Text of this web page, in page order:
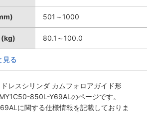
501～1000
(kg) 80.1～100.0
見る
レスシリンダ カムフォロアガイド形
850L-Y69ALのページです。
に関する仕様情報を記載しておりま